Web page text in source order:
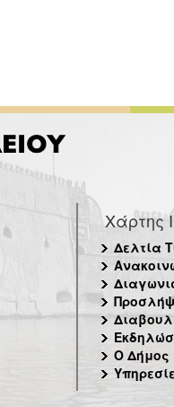
Χάρτης
Δελτία
Ο Δήμος